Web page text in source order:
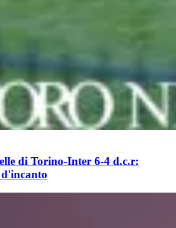
di Torino-Inter 6-4 d.c.r: